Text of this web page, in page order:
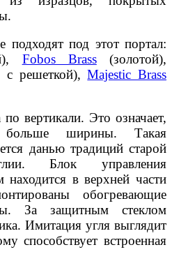
подходят под этот портал:
Fobos Brass(золотой),
с решеткой),Majestic Brass
вертикали. Это означает,
ширины. Такая
данью традиций старой
Блок управления
находится в верхней части
обогревающие
За защитным стеклом
Имитация угля выглядит
способствует встроенная